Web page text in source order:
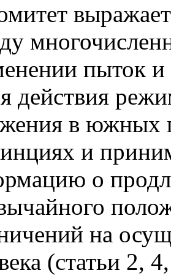
пыток и
действия
в южных
и
о
на
(статьи 2,